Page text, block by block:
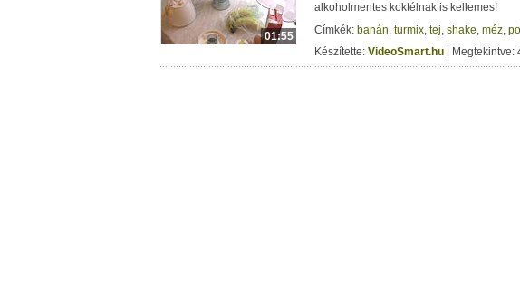
01:55
alkoholmentes koktélnak is kellemes!
Címkék: banán, turmix, tej, shake, méz,
Készítette: VideoSmart.hu | Megtekintve: